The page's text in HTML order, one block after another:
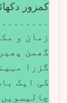
کمزور
زمان و
گھمن
گزرا
کی ایک